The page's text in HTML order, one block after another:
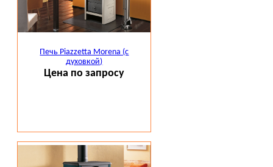
Печь Piazzetta Morena (с
духовкой)
Цена по запросу